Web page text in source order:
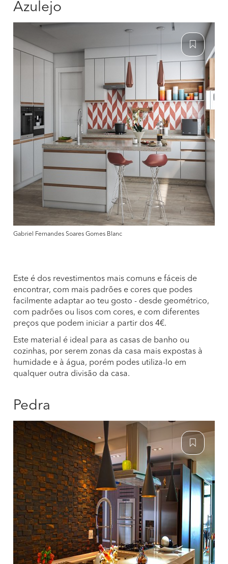
Azulejo
Gabriel Fernandes Soares Gomes Blanc
Este é dos revestimentos mais comuns e fáceis de
encontrar, com mais padrões e cores que podes
facilmente adaptar ao teu gosto - desde geométrico,
com padrões ou lisos com cores, e com diferentes
preços que podem iniciar a partir dos 4€.
Este material é ideal para as casas de banho ou
cozinhas, por serem zonas da casa mais expostas à
humidade e à água, porém podes utiliza-lo em
qualquer outra divisão da casa.
Pedra